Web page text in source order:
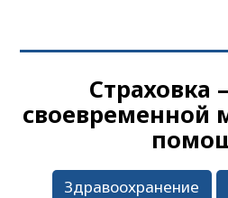
Страховка
своевременной
Здравоохранение